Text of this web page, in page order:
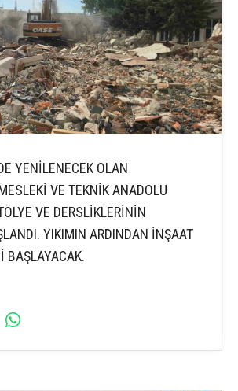
YENİLENECEK OLAN
VE TEKNİK ANADOLU
VE DERSLİKLERİNİN
YIKIMIN ARDINDAN İNŞAAT
BAŞLAYACAK.